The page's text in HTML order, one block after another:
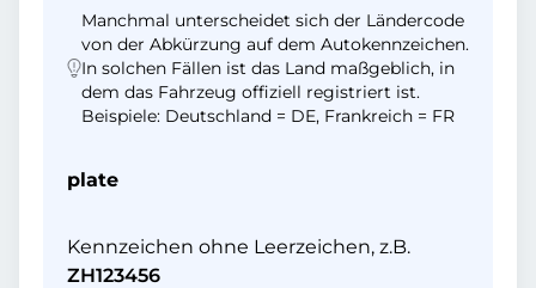
Manchmal unterscheidet sich der Ländercode
von der Abkürzung auf dem Autokennzeichen.
In solchen Fällen ist das Land maßgeblich, in
dem das Fahrzeug offiziell registriert ist.
Beispiele: Deutschland = DE, Frankreich = FR
plate
Kennzeichen ohne Leerzeichen, z.B.
ZH123456